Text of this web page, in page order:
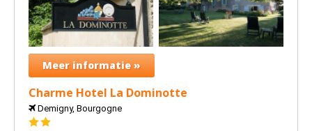
Meer informatie »
Charme Hotel La Dominotte
Demigny, Bourgogne
2